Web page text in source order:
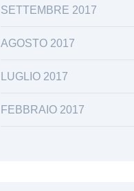
SETTEMBRE 2017
AGOSTO 2017
LUGLIO 2017
FEBBRAIO 2017